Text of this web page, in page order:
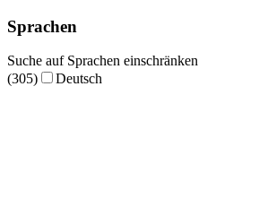
Sprachen
Suche auf Sprachen einschränken
(305)
Deutsch